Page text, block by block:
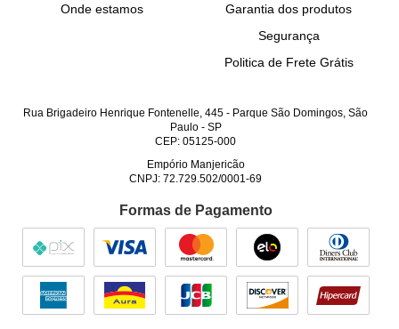
Onde estamos
Garantia dos produtos
Segurança
Politica de Frete Grátis
Rua Brigadeiro Henrique Fontenelle, 445 - Parque São Domingos, São
Paulo- SP
CEP: 05125-000
Empório Manjericão
CNPJ: 72.729.502/0001-69
Formas de Pagamento